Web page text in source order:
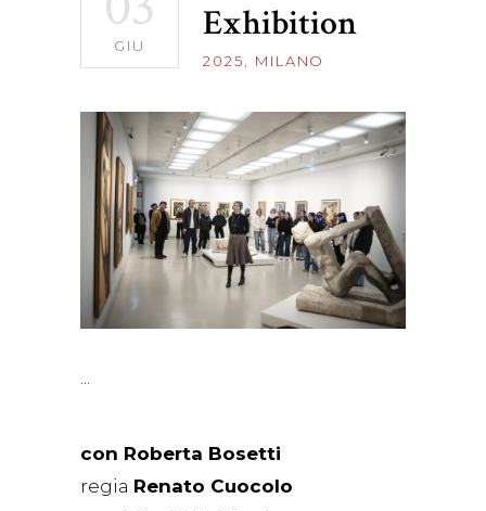
GIU Exhibition
2025 MILANO
con Roberta Bosetti
regia Renato Cuocolo